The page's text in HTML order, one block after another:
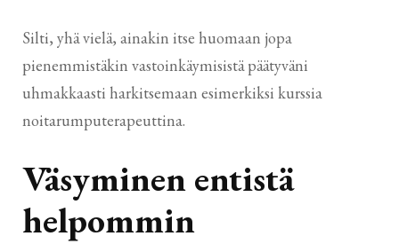
Silti, yhä vielä, ainakin itse huomaan jopa
pienemmistäkin vastoinkäymisistä päätyväni
uhmakkaasti harkitsemaan esimerkiksi kurssia
noitarumputerapeuttina.
Väsyminen entistä
helpommin